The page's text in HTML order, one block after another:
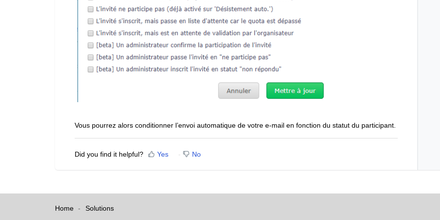
Vous pourrez alors conditionner l’envoi automatique de votre e-mail en fonction du statut du participant.
Did you find it helpful? Yes No
Home Solutions